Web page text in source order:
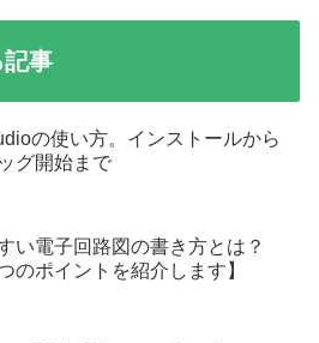
記事
の使い方。インストールから
グ開始まで
い電子回路図の書き方とは？
つのポイントを紹介します】